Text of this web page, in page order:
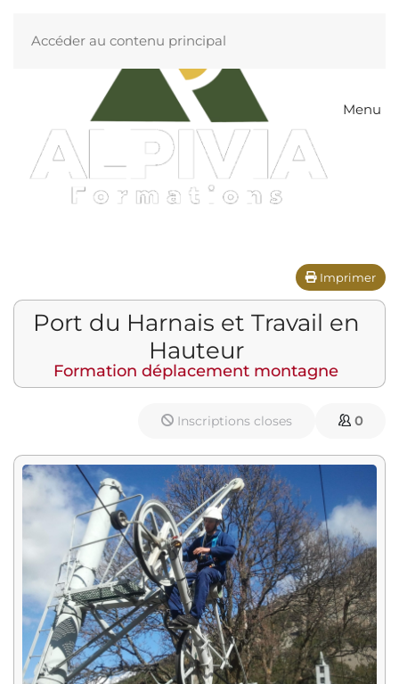
Accéder au contenu principal
Menu
Imprimer
Port du Harnais et Travail en
Hauteur
Formation déplacement montagne
Inscriptions closes 0